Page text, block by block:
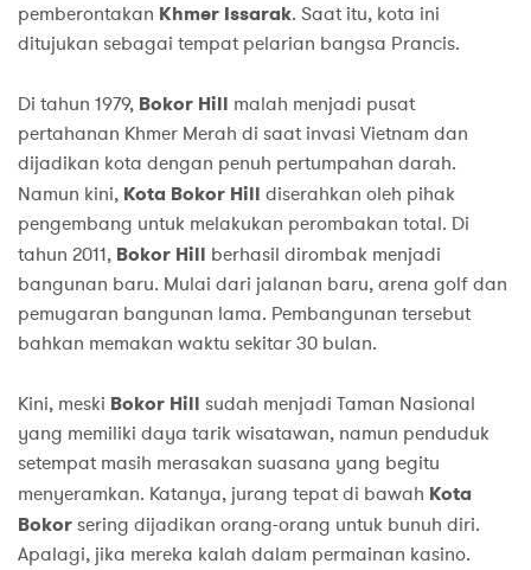
pemberontakan Khmer Issarak. Saat itu, kota ini
ditujukan sebagai tempat pelarian bangsa Prancis.
Di tahun 1979, Bokor Hill malah menjadi pusat
pertahanan Khmer Merah di saat invasi Vietnam dan
dijadikan kota dengan penuh pertumpahan darah.
Namun kini, Kota Bokor Hill diserahkan oleh pihak
pengembang untuk melakukan perombakan total. Di
tahun 2011, Bokor Hill berhasil dirombak menjadi
bangunan baru. Mulai dari jalanan baru, arena golf dan
pemugaran bangunan lama. Pembangunan tersebut
bahkan memakan waktu sekitar 30 bulan.
Kini, meski Bokor Hill sudah menjadi Taman Nasional
yang memiliki daya tarik wisatawan, namun penduduk
setempat masih merasakan suasana yang begitu
menyeramkan. Katanya, jurang tepat di bawah Kota
Bokorsering dijadikan orang-orang untuk bunuh diri.
Apalagi, jika mereka kalah dalam permainan kasino.